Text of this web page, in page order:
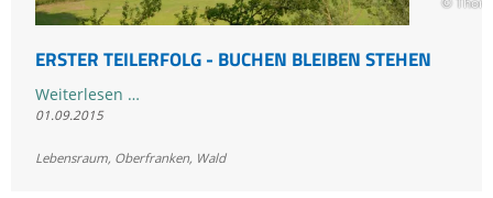
ERSTER TEILERFOLG - BUCHEN BLEIBEN STEHEN
Weiterlesen …Erster
01.09.2015
Lebensraum, Oberfranken, Wald